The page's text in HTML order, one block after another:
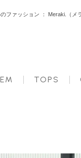
ファッション ： Meraki.（メ
TOPS
長袖 シャツ ブラウス トップス レ